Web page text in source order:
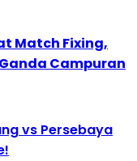
Match Fixing,
Campuran
vs Persebaya